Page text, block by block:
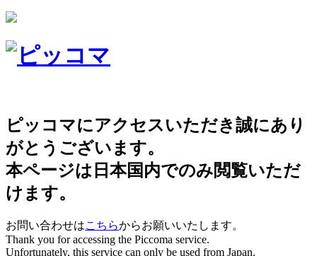
ピッコマにアクセスいただき誠にあり
がとうございます。
本ページは日本国内でのみ閲覧いただ
けます。
お問い合わせはこちらからお願いいたします。
Thank you for accessing the Piccoma service.
Unfortunately, this service can only be used from Japan.